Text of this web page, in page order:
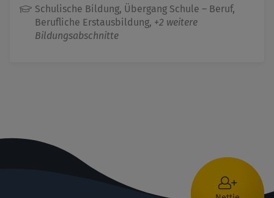
Schulische Bildung, Übergang Schule – Beruf,
Berufliche Erstausbildung, +2 weitere
Bildungsabschnitte